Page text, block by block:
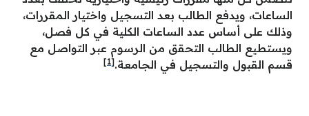
الساعات، ويدفع الطالب بعد التسجيل واختيار المقررات،
وذلك على أساس عدد الساعات الكلية في كل فصل،
ويستطيع الطالب التحقق من الرسوم عبر التواصل مع
قسم القبول والتسجيل في الجامعة.[1]